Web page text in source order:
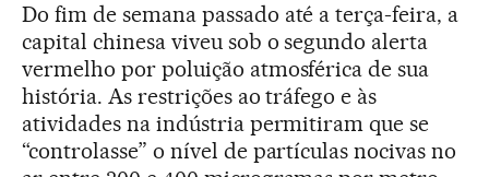
Do fim de semana passado até a terça-feira, a
capital chinesa viveu sob o segundo alerta
vermelho por poluição atmosférica de sua
história. As restrições ao tráfego e às
atividades na indústria permitiram que se
“controlasse” o nível de partículas nocivas no